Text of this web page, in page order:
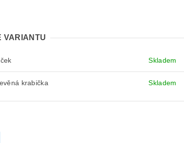
VARIANTU
Skladem
krabička Skladem